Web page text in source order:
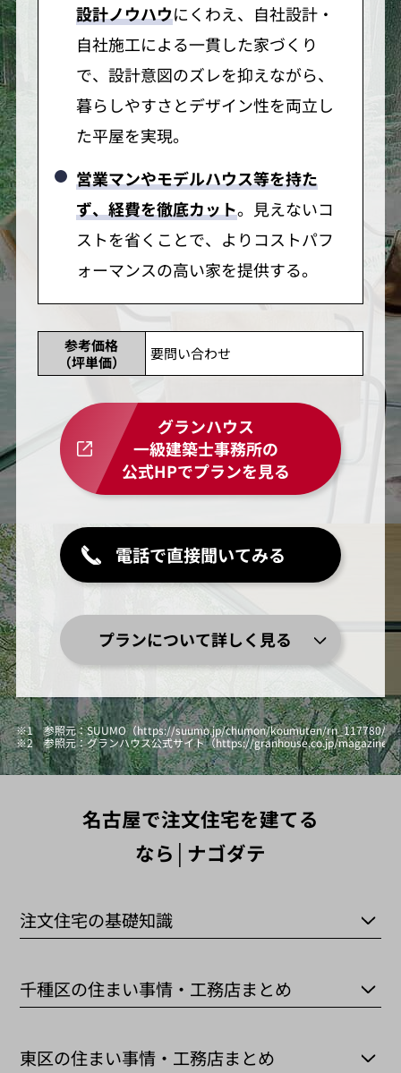
設計ノウハウにくわえ、自社設計・
自社施工による一貫した家づくり
で、設計意図のズレを抑えながら、
暮らしやすさとデザイン性を両立し
た平屋を実現。
営業マンやモデルハウス等を持た
ず、経費を徹底カット。見えないコ
ストを省くことで、よりコストパフ
ォーマンスの高い家を提供する。
参考価格
（坪単価）
要問い合わせ
グランハウス
一級建築士事務所の
公式HPでプランを見る
電話で直接聞いてみる
プランについて詳しく見る
※1 参照元：SUUMO（https://suumo.jp/chumon/koumuten/rn_117780/）
※2 参照元：グランハウス公式サイト（https://granhouse.co.jp/magazine/
名古屋で注文住宅を建てる
なら│ナゴダテ
注文住宅の基礎知識
千種区の住まい事情・工務店まとめ
東区の住まい事情・工務店まとめ